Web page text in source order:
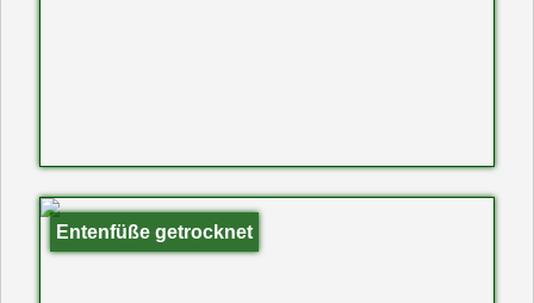
Entenfüße getrocknet